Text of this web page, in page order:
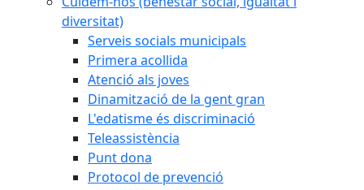
diversitat)
Serveis socials municipals
Primera acollida
Atenció als joves
Dinamització de la gent gran
L'edatisme és discriminació
Teleassistència
Punt dona
Protocol de prevenció